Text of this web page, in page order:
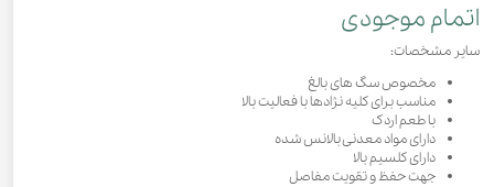
اتمام موجودی
سایر مشخصات:
مخصوص سگ های بالغ
مناسب برای کلیه نژادها با فعالیت بالا
با طعم اردک
دارای مواد معدنی بالانس شده
دارای کلسیم بالا
جهت حفظ و تقویت مفاصل